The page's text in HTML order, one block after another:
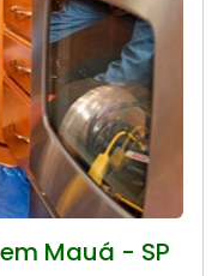
Mauá - SP